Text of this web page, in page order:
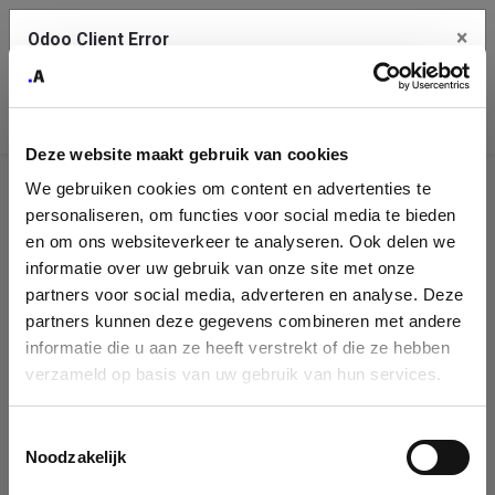
Deze website maakt gebruik van cookies
We gebruiken cookies om content en advertenties te
personaliseren, om functies voor social media te bieden
en om ons websiteverkeer te analyseren. Ook delen we
informatie over uw gebruik van onze site met onze
partners voor social media, adverteren en analyse. Deze
partners kunnen deze gegevens combineren met andere
informatie die u aan ze heeft verstrekt of die ze hebben
verzameld op basis van uw gebruik van hun services.
Noodzakelijk
Company
Identification
Please fill in your company details
You can search a company in our database by name, VAT or
enterprise ID. When a company is selected it will auto-complete the
form. If you don't find your company in our database, you can create
Odoo Client Error ×
service.
See details
Ok